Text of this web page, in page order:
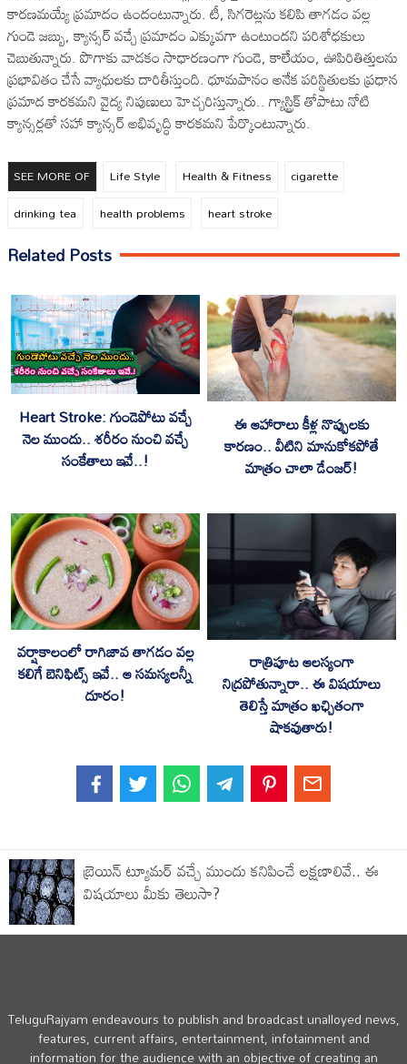
కారణమయ్యే ప్రమాదం ఉందంటున్నారు. టీ, సిగరెట్లను కలిపి తాగడం వల్ల
గుండె జబ్బు, క్యాన్సర్ వచ్చే ప్రమాదం ఎక్కువగా ఉంటుందని పరిశోధకులు
చెబుతున్నారు. పొగాకు వాడకం సాధారణంగా గుండె, కాలేయం, ఊపిరితిత్తులను
ప్రభావితం చేసే వ్యాధులకు దారితీస్తుంది. ధూమపానం అనేక పరిస్థితులకు ప్రధాన
ప్రమాద కారకమని వైద్య నిపుణులు హెచ్చరిస్తున్నారు.. గ్యాస్ట్రిక్ తోపాటు నోటి
క్యాన్సర్లతో సహా క్యాన్సర్ అభివృద్ధి కారకమని పేర్కొంటున్నారు.
SEE MORE OF Life Style Health & Fitness
cigarette
drinking tea
health problems heart stroke
Related Posts
Heart Stroke: గుండెపోటు వచ్చే
నెల ముందు.. శరీరం నుంచి వచ్చే
సంకేతాలు ఇవే..!
ఈ ఆహారాలు కీళ్ల నొప్పులకు
కారణం.. వీటిని మానుకోకపోతే
మాత్రం చాలా డేంజర్!
వర్షాకాలంలో రాగిజావ తాగడం వల్ల
కలిగే బెనిఫిట్స్ ఇవే.. ఆ సమస్యలన్నీ
దూరం!
రాత్రిపూట ఆలస్యంగా
నిద్రపోతున్నారా.. ఈ విషయాలు
తెలిస్తే మాత్రం ఖఛ్చితంగా
షాకవుతారు!
బ్రెయిన్ ట్యూమర్ వచ్చే ముందు కనిపించే లక్షణాలివే.. ఈ
విషయాలు మీకు తెలుసా?
TeluguRajyam endeavours to publish and broadcast unalloyed news,
features, current affairs, entertainment, infotainment and
information for the audience with an objective of creating an